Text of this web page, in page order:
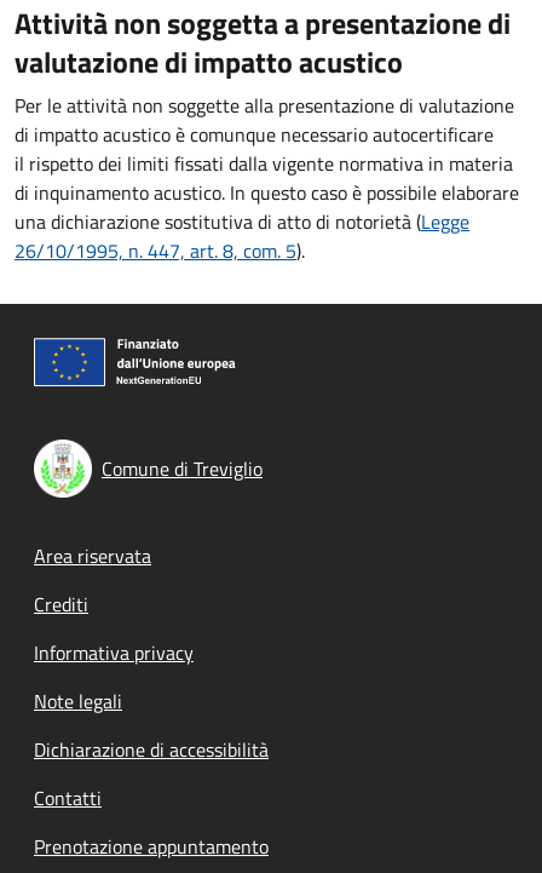
Attività non soggetta a presentazione di
valutazione di impatto acustico
Per le attività non soggette alla presentazione di valutazione
di impatto acustico è comunque necessario autocertificare
il rispetto dei limiti fissati dalla vigente normativa in materia
di inquinamento acustico. In questo caso è possibile elaborare
una dichiarazione sostitutiva di atto di notorietà (Legge
26/10/1995, n. 447, art. 8, com. 5).
Comune di Treviglio
Footer menu
Area riservata
Crediti
Informativa privacy
Note legali
Dichiarazione di accessibilità
Contatti
Prenotazione appuntamento